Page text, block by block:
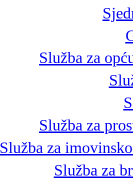
Služba za
Služba za
Služba za
Služba za